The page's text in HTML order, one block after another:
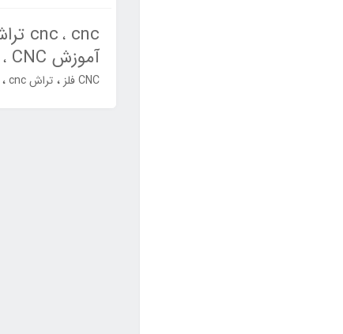
cnc cnc تراش
آموزش CNC
CNC فلز
تراش cnc